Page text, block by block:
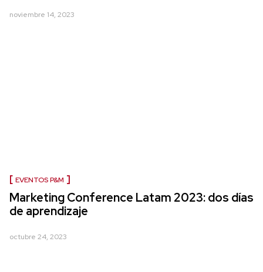
noviembre 14, 2023
EVENTOS P&M
Marketing Conference Latam 2023: dos días
de aprendizaje
octubre 24, 2023